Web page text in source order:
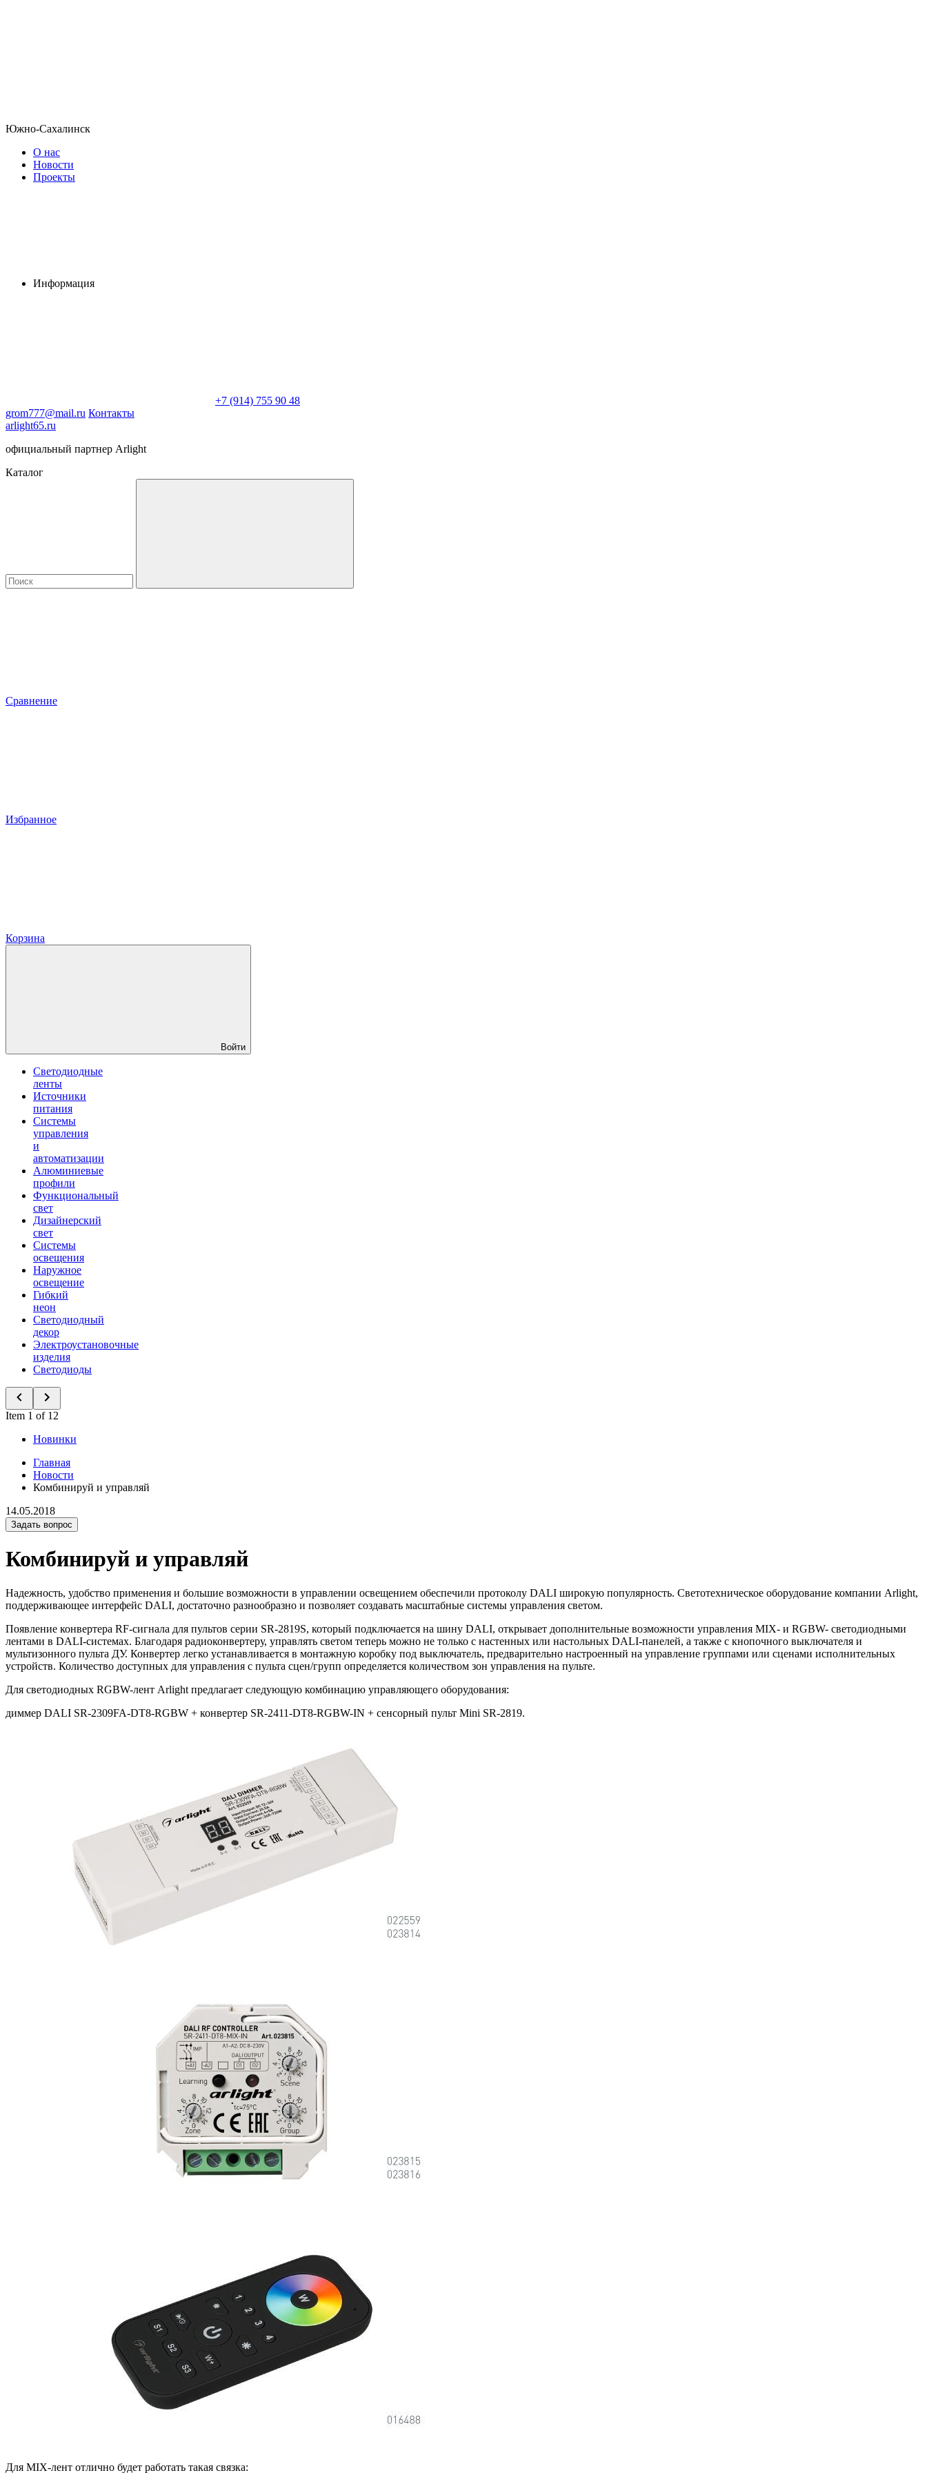
Южно-Сахалинск
О нас
Новости
Проекты
Информация
+7 (914) 755 90 48
grom777@mail.ru Контакты
arlight65.ru
официальный партнер Arlight
Каталог
Сравнение
Избранное
Корзина
Войти
Светодиодные
ленты
Источники
питания
Системы
управления
и
автоматизации
Алюминиевые
профили
Функциональный
свет
Дизайнерский
свет
Системы
освещения
Наружное
освещение
Гибкий
неон
Светодиодный
декор
Электроустановочные
изделия
Светодиоды
Item 1 of 12
Новинки
Главная
Новости
Комбинируй и управляй
14.05.2018
Задать вопрос
Комбинируй и управляй
Надежность, удобство применения и большие возможности в управлении освещением обеспечили протоколу DALI широкую популярность. Светотехническое оборудование компании Arlight,
поддерживающее интерфейс DALI, достаточно разнообразно и позволяет создавать масштабные системы управления светом.
Появление конвертера RF-сигнала для пультов серии SR-2819S, который подключается на шину DALI, открывает дополнительные возможности управления MIX- и RGBW- светодиодными
лентами в DALI-системах. Благодаря радиоконвертеру, управлять светом теперь можно не только с настенных или настольных DALI-панелей, а также с кнопочного выключателя и
мультизонного пульта ДУ. Конвертер легко устанавливается в монтажную коробку под выключатель, предварительно настроенный на управление группами или сценами исполнительных
устройств. Количество доступных для управления с пульта сцен/групп определяется количеством зон управления на пульте.
Для светодиодных RGBW-лент Arlight предлагает следующую комбинацию управляющего оборудования:
диммер DALI SR-2309FA-DT8-RGBW + конвертер SR-2411-DT8-RGBW-IN + сенсорный пульт Mini SR-2819.
Для MIX-лент отлично будет работать такая связка: